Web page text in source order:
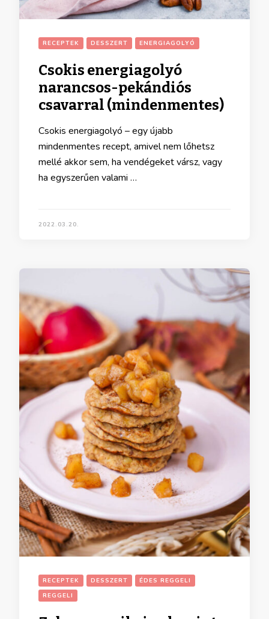
RECEPTEK DESSZERT ENERGIAGOLYÓ
Csokis energiagolyó
narancsos-pekándiós
csavarral (mindenmentes)
Csokis energiagolyó – egy újabb
mindenmentes recept, amivel nem lőhetsz
mellé akkor sem, ha vendégeket vársz, vagy
ha egyszerűen valami …
2022.03.20.
RECEPTEK DESSZERT
ÉDES REGGELI
REGGELI